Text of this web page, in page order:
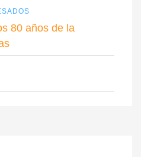
80 años de la